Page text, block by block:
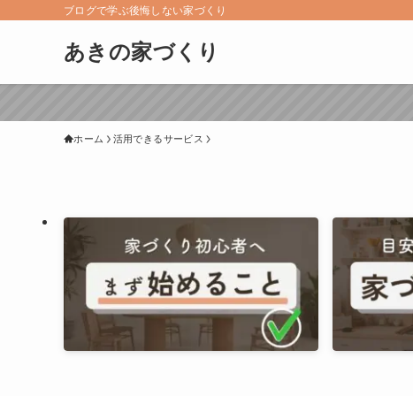
ブログで学ぶ後悔しない家づくり
あきの家づくり
ホーム 活用できるサービス